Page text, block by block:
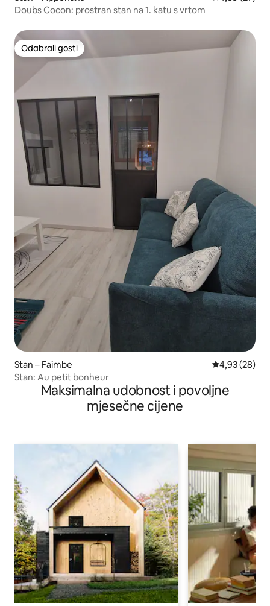
Doubs Cocon: prostran stan na 1. katu s vrtom
Odabrali gosti
Odabrali gosti
Stan – Faimbe Prosječna
4,93 (28)
Stan: Au petit bonheur
Maksimalna udobnost i povoljne
mjesečne cijene